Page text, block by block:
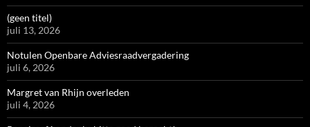
(geen titel)
juli 13, 2026
Notulen Openbare Adviesraadvergadering
juli 6, 2026
Margret van Rhijn overleden
juli 4, 2026